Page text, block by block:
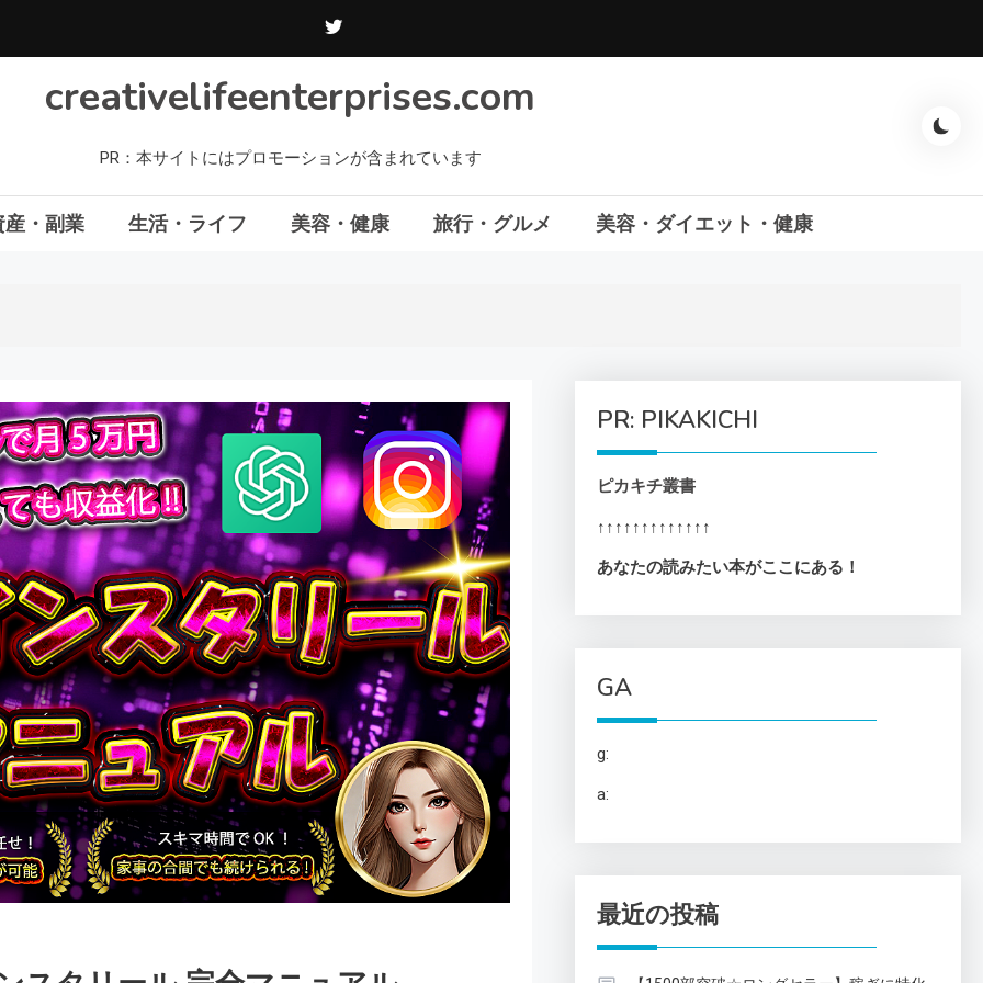
creativelifeenterprises.com
PR：本サイトにはプロモーションが含まれています
産・副業 生活・ライフ 美容・健康 旅行・グルメ 美容・ダイエット・健康
PR: PIKAKICHI
ピカキチ叢書
↑↑↑↑↑↑↑↑↑↑↑↑↑
あなたの読みたい本がここにある！
GA
g:
a:
最近の投稿